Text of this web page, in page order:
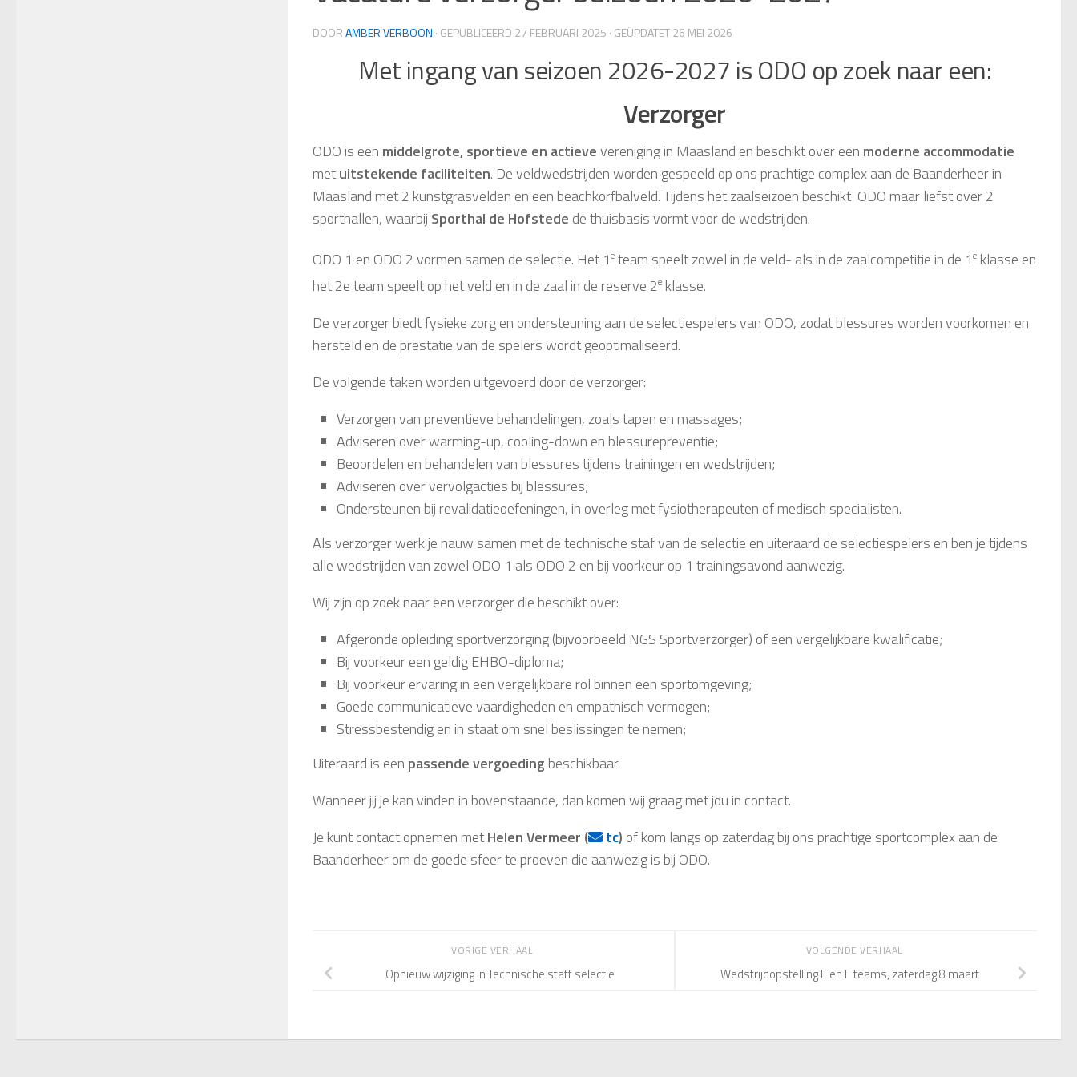
DOORAMBER VERBOON · GEPUBLICEERD 27 FEBRUARI 2025 · GEÜPDATET26 MEI 2026
Met ingang van seizoen 2026-2027 is ODO op zoek naar een:
Verzorger
ODO is een middelgrote, sportieve en actievevereniging in Maasland en beschikt over een moderne accommodatie
metuitstekende faciliteiten. De veldwedstrijden worden gespeeld op ons prachtige complex aan de Baanderheer in
Maasland met 2 kunstgrasvelden en een beachkorfbalveld. Tijdens het zaalseizoen beschikt ODO maar liefst over 2
sporthallen, waarbij Sporthal de Hofstede de thuisbasis vormt voor de wedstrijden.
ODO 1 en ODO 2 vormen samen de selectie. Het 1e team speelt zowel in de veld- als in de zaalcompetitie in de 1e klasse en
het 2e team speelt op het veld en in de zaal in de reserve 2e klasse.
De verzorger biedt fysieke zorg en ondersteuning aan de selectiespelers van ODO, zodat blessures worden voorkomen en
hersteld en de prestatie van de spelers wordt geoptimaliseerd.
De volgende taken worden uitgevoerd door de verzorger:
Verzorgen van preventieve behandelingen, zoals tapen en massages;
Adviseren over warming-up, cooling-down en blessurepreventie;
Beoordelen en behandelen van blessures tijdens trainingen en wedstrijden;
Adviseren over vervolgacties bij blessures;
Ondersteunen bij revalidatieoefeningen, in overleg met fysiotherapeuten of medisch specialisten.
Als verzorger werk je nauw samen met de technische staf van de selectie en uiteraard de selectiespelers en ben je tijdens
alle wedstrijden van zowel ODO 1 als ODO 2 en bij voorkeur op 1 trainingsavond aanwezig.
Wij zijn op zoek naar een verzorger die beschikt over:
Afgeronde opleiding sportverzorging (bijvoorbeeld NGS Sportverzorger) of een vergelijkbare kwalificatie;
Bij voorkeur een geldig EHBO-diploma;
Bij voorkeur ervaring in een vergelijkbare rol binnen een sportomgeving;
Goede communicatieve vaardigheden en empathisch vermogen;
Stressbestendig en in staat om snel beslissingen te nemen;
Uiteraard is een passende vergoeding beschikbaar.
Wanneer jij je kan vinden in bovenstaande, dan komen wij graag met jou in contact.
Je kunt contact opnemen metHelen Vermeer ( tc) of kom langs op zaterdag bij ons prachtige sportcomplex aan de
Baanderheer om de goede sfeer te proeven die aanwezig is bij ODO.
VOLGENDE VERHAAL
Wedstrijdopstelling E en F teams, zaterdag 8 maart
VORIGE VERHAAL
Opnieuw wijziging in Technische staff selectie